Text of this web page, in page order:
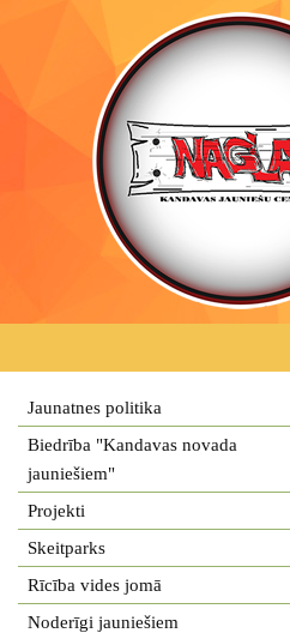
Jaunatnes politika
Biedrība "Kandavas novada
jauniešiem"
Projekti
Skeitparks
Rīcība vides jomā
Noderīgi jauniešiem